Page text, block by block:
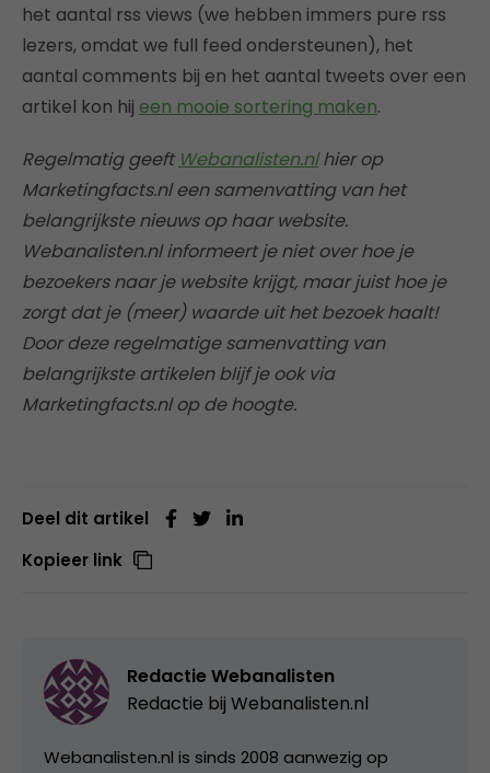
het aantal rss views (we hebben immers pure rss
lezers, omdat we full feed ondersteunen), het
aantal comments bij en het aantal tweets over een
artikel kon hij een mooie sortering maken.
Regelmatig geeft Webanalisten.nlhier op
Marketingfacts.nl een samenvatting van het
belangrijkste nieuws op haar website.
Webanalisten.nl informeert je niet over hoe je
bezoekers naar je website krijgt, maar juist hoe je
zorgt dat je (meer) waarde uit het bezoek haalt!
Door deze regelmatige samenvatting van
belangrijkste artikelen blijf je ook via
Marketingfacts.nl op de hoogte.
Deel dit artikel
Kopieer link
Redactie Webanalisten
Redactie bij Webanalisten.nl
Webanalisten.nl is sinds 2008 aanwezig op